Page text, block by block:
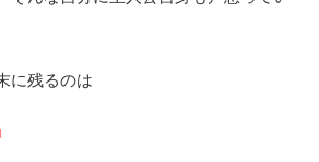
に残るのは